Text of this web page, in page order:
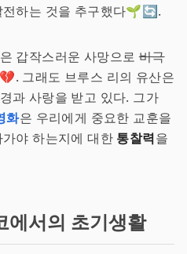
하는 것을 추구했다🌱🔄.
갑작스러운 사망으로비극
그래도 브루스 리의 유산은
과 사랑을 받고 있다. 그가
화은 우리에게 중요한 교훈을
야 하는지에 대한 통찰력을
에서의 초기생활